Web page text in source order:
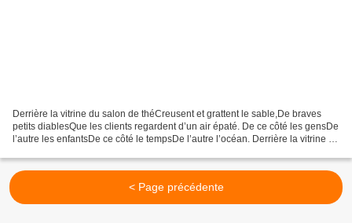
Derrière la vitrine du salon de théCreusent et grattent le sable,De braves
petits diablesQue les clients regardent d’un air épaté. De ce côté les gensDe
l’autre les enfantsDe ce côté le tempsDe l’autre l’océan. Derrière la vitrine du
< Page précédente